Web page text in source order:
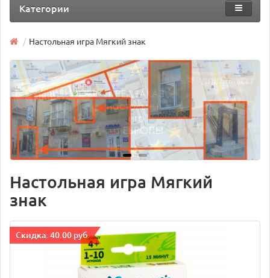
Категории
Настольная игра Мягкий знак
Настольная игра Мягкий
знак
Cкидка: 40.00 руб.